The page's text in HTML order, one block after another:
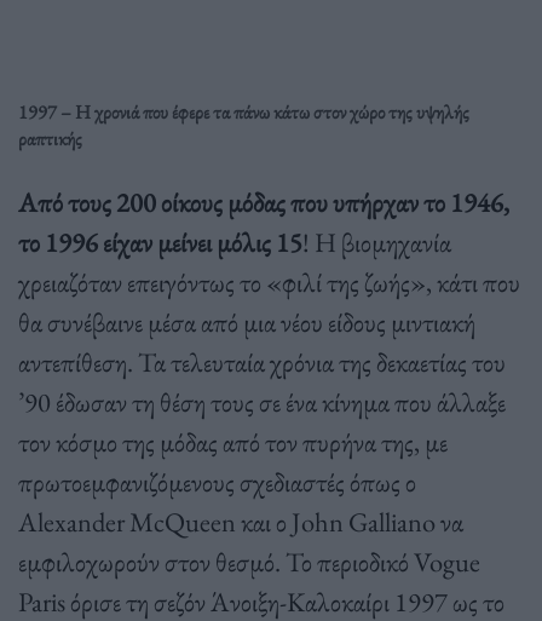
1997 – Η χρονιά που έφερε τα πάνω κάτω στον χώρο της υψηλής
ραπτικής
Από τους 200 οίκους μόδας που υπήρχαν το 1946,
το 1996 είχαν μείνει μόλις 15! Η βιομηχανία
χρειαζόταν επειγόντως το «φιλί της ζωής», κάτι που
θα συνέβαινε μέσα από μια νέου είδους μιντιακή
αντεπίθεση. Τα τελευταία χρόνια της δεκαετίας του
’90 έδωσαν τη θέση τους σε ένα κίνημα που άλλαξε
τον κόσμο της μόδας από τον πυρήνα της, με
πρωτοεμφανιζόμενους σχεδιαστές όπως ο
Alexander McQueen και ο John Galliano να
εμφιλοχωρούν στον θεσμό. Το περιοδικό Vogue
Paris όρισε τη σεζόν Άνοιξη-Καλοκαίρι 1997 ως το